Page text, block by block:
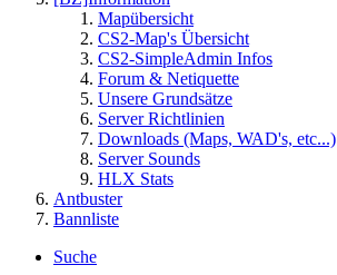
Mapübersicht
CS2-Map's Übersicht
CS2-SimpleAdmin Infos
Forum & Netiquette
Unsere Grundsätze
Server Richtlinien
Downloads (Maps, WAD's, etc...)
Server Sounds
HLX Stats
Antbuster
Bannliste
Suche